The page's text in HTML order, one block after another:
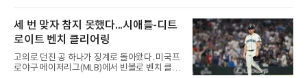
다. 지난 4일 부상자명단(IL)에서 해제돼 복귀했
지만 주전 경쟁에서 밀려난
10개 구단에 확인한 결과, KIA 타이거즈에서는
핵심 불펜 정해영과 우완 한재승, 내야수 윤도현
이 합격했다. 롯데 자이언츠는 오른손 불펜 최준
용과 이민석, 내야수 이호준 세 명이 이름을 올
렸고, 삼성 라이온즈에서도 좌완 이승현과 외야
수 함수호, 내야수 심재훈이 통보를 받았다.두산
베어스 투수 최지강과 키움 히어로즈 외야수 원
세 번 맞자 참지 못했다...시애틀-디트
로이트 벤치 클리어링
고의로 던진 공 하나가 징계로 돌아왔다. 미국프
로야구 메이저리그(MLB)에서 빈볼로 벤치 클리